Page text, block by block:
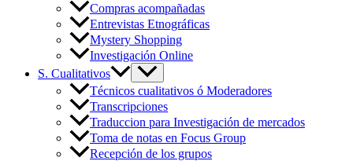
Compras acompañadas
Entrevistas Etnográficas
Mystery Shopping
Investigación Online
S. Cualitativos
Técnicos cualitativos ó Moderadores
Transcripciones
Traduccion para Investigación de mercados
Toma de notas en Focus Group
Recepción de los grupos